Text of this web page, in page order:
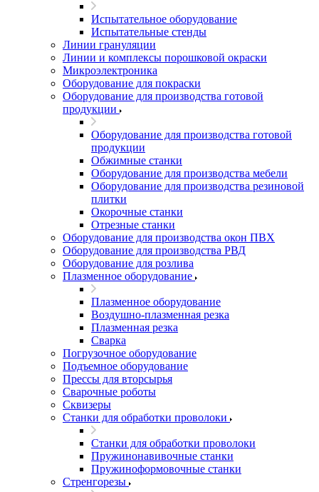
Испытательное оборудование
Испытательные стенды
Линии грануляции
Линии и комплексы порошковой окраски
Микроэлектроника
Оборудование для покраски
Оборудование для производства готовой
продукции
Оборудование для производства готовой
продукции
Обжимные станки
Оборудование для производства мебели
Оборудование для производства резиновой
плитки
Окорочные станки
Отрезные станки
Оборудование для производства окон ПВХ
Оборудование для производства РВД
Оборудование для розлива
Плазменное оборудование
Плазменное оборудование
Воздушно-плазменная резка
Плазменная резка
Сварка
Погрузочное оборудование
Подъемное оборудование
Прессы для вторсырья
Сварочные роботы
Сквизеры
Станки для обработки проволоки
Станки для обработки проволоки
Пружинонавивочные станки
Пружиноформовочные станки
Стренгорезы